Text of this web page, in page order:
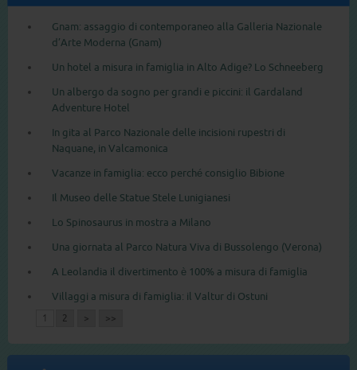
Gnam: assaggio di contemporaneo alla Galleria Nazionale
d’Arte Moderna (Gnam)
Un hotel a misura in famiglia in Alto Adige? Lo Schneeberg
Un albergo da sogno per grandi e piccini: il Gardaland
Adventure Hotel
In gita al Parco Nazionale delle incisioni rupestri di
Naquane, in Valcamonica
Vacanze in famiglia: ecco perché consiglio Bibione
Il Museo delle Statue Stele Lunigianesi
Lo Spinosaurus in mostra a Milano
Una giornata al Parco Natura Viva di Bussolengo (Verona)
A Leolandia il divertimento è 100% a misura di famiglia
Villaggi a misura di famiglia: il Valtur di Ostuni
1 2 > >>